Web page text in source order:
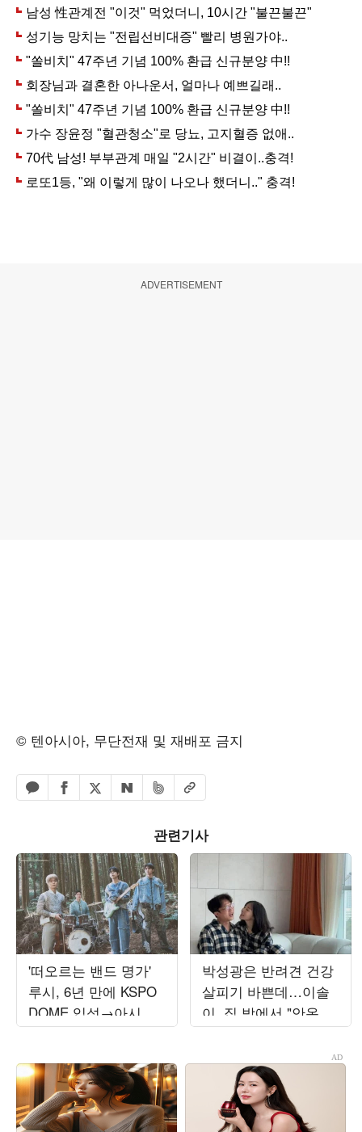
ADVERTISEMENT
© 텐아시아, 무단전재 및 재배포 금지
카카오톡 공유하기
페이스북 공유하기
엑스 공유하기
네이버 공유하기
밴드 공유하기
URL복사
관련기사
'떠오르는 밴드 명가'
루시, 6년 만에 KSPO
DOME 입성→아시아
출격…4개 도시 앙코
박성광은 반려견 건강
살피기 바쁜데…이솔
이, 집 밖에서 "안온하
길"